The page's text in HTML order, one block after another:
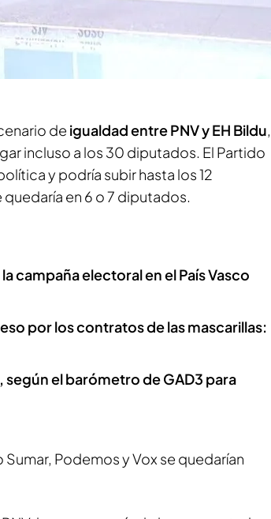
al próximo lehendakari del País
vascases bastante incierto. La
apunta a un empate entre PNV y EH
de igualdad entre PNV y EH Bildu,
incluso a los 30 diputados. El Partido
y podría subir hasta los 12
en 6 o 7 diputados.
campaña electoral en el País Vasco
por los contratos de las mascarillas:
según el barómetro de GAD3 para
Podemos y Vox se quedarían